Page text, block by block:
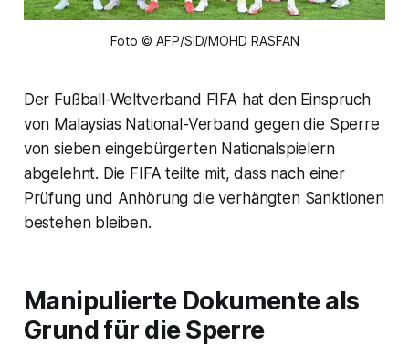
Foto © AFP/SID/MOHD RASFAN
Der Fußball-Weltverband FIFA hat den Einspruch
von Malaysias National-Verband gegen die Sperre
von sieben eingebürgerten Nationalspielern
abgelehnt. Die FIFA teilte mit, dass nach einer
Prüfung und Anhörung die verhängten Sanktionen
bestehen bleiben.
Manipulierte Dokumente als
Grund für die Sperre